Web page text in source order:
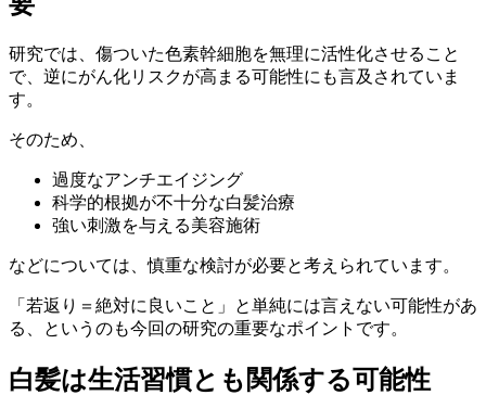
研究では、傷ついた色素幹細胞を無理に活性化させること
で、逆にがん化リスクが高まる可能性にも言及されていま
す。
そのため、
過度なアンチエイジング
科学的根拠が不十分な白髪治療
強い刺激を与える美容施術
などについては、慎重な検討が必要と考えられています。
「若返り＝絶対に良いこと」と単純には言えない可能性があ
る、というのも今回の研究の重要なポイントです。
白髪は生活習慣とも関係する可能性